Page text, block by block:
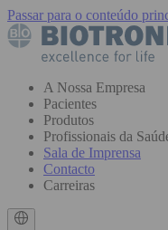
Passar para o conteúdo
A Nossa Empresa
Pacientes
Produtos
Profissionais da
Sala de Imprensa
Contacto
Carreiras